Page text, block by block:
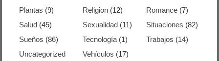
Plantas (9) Religion (12) Romance(7)
Salud (45) Sexualidad (11) Situaciones (82)
Sueños (86) Tecnología (1) Trabajos (14)
Uncategorized
Vehículos (17)